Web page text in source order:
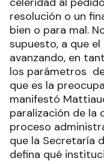
resolución o un
bien o para mal.
supuesto, a que
avanzando, en
los parámetros
que es la
manifestó
paralización de la
proceso
que la Secretaría
defina qué